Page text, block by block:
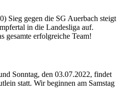
Sieg gegen die SG Auerbach steigt
in die Landesliga auf.
gesamte erfolgreiche Team!
Sonntag, den 03.07.2022, findet
statt. Wir beginnen am Samstag